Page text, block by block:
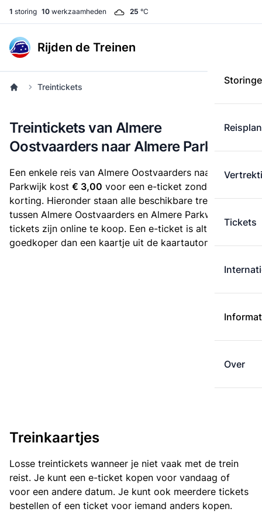
1 storing 10 werkzaamheden 25 °C
Rijden de Treinen
Tickets
Over
Treintickets
Treintickets van Almere
Oostvaarders naar Almere Parkwijk
Een enkele reis van Almere Oostvaarders naar Almere
Parkwijk kost € 3,00 voor een e-ticket zonder
korting. Hieronder staan alle beschikbare treintickets
tussen Almere Oostvaarders en Almere Parkwijk. Deze
tickets zijn online te koop. Een e-ticket is altijd
goedkoper dan een kaartje uit de kaartautomaat.
Treinkaartjes
Losse treintickets wanneer je niet vaak met de trein
reist. Je kunt een e-ticket kopen voor vandaag of
voor een andere datum. Je kunt ook meerdere tickets
bestellen of een ticket voor iemand anders kopen.